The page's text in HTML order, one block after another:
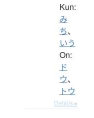
Kun:
み
ち、
いう
On:
ド
ウ、
トウ
Details ▸